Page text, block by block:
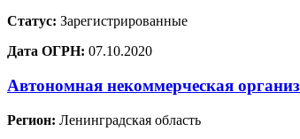
Статус: Зарегистрированные
Дата ОГРН: 07.10.2020
Автономная некоммерческая
Регион: Ленинградская область